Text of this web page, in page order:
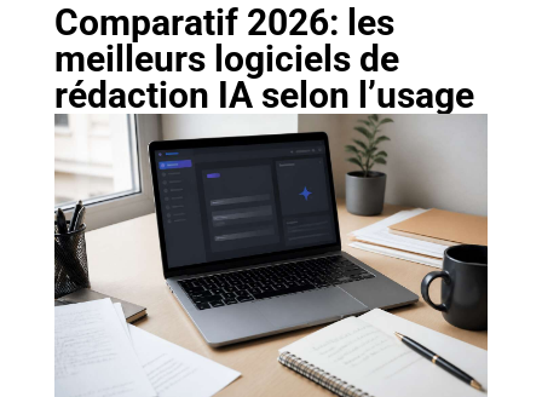
Comparatif 2026: les
meilleurs logiciels de
rédaction IA selon l’usage